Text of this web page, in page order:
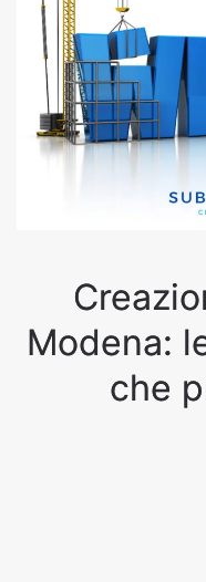
Modena:
che